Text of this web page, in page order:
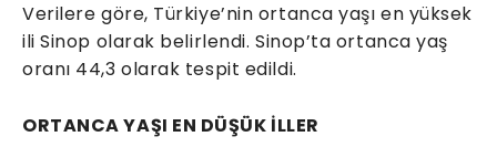
Verilere göre, Türkiye’nin ortanca yaşı en yüksek
ili Sinop olarak belirlendi. Sinop’ta ortanca yaş
oranı 44,3 olarak tespit edildi.
ORTANCA YAŞI EN DÜŞÜK İLLER